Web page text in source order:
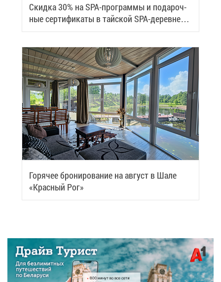
Скид­ка 30% на SPA-про­грам­мы и по­да­роч­
ные сер­ти­фи­ка­ты в тай­ской SPA-де­ревне
Samui
Го­ря­чее бро­ни­ро­ва­ние на ав­густ в Ша­ле
«Крас­ный Рог»